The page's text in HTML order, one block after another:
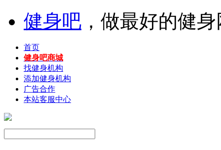
健身吧 ，做最好的健
首页
健身吧商城
找健身机构
添加健身机构
广告合作
本站客服中心